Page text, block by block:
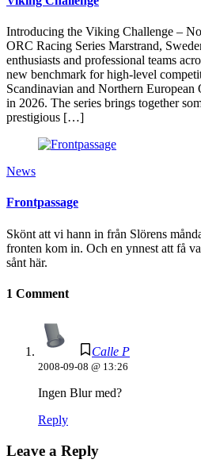
Introducing the Viking Challenge –
ORC Racing Series Marstrand,
enthusiasts and professional teams
new benchmark for high-level
Scandinavian and Northern European
in 2026. The series brings together
prestigious […]
News
Frontpassage
Skönt att vi hann in från Slörens
fronten kom in. Och en ynnest att få
sånt här.
1 Comment
Calle P
2008-09-08 @ 13:26
Ingen Blur med?
Reply
Leave a Reply